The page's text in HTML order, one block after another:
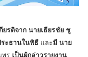
ยรติจาก นายเธียรชัย ชู
ะธานในพิธีและมี นาย
พร เป็นผู้กล่าวรายงาน